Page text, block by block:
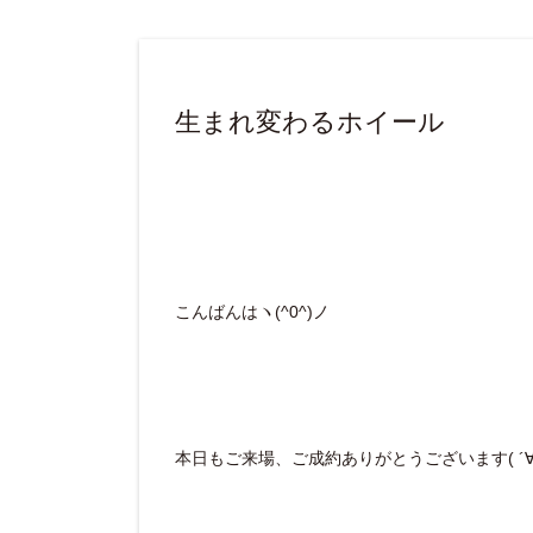
生まれ変わるホイール
こんばんはヽ(^0^)ノ
本日もご来場、ご成約ありがとうございます(